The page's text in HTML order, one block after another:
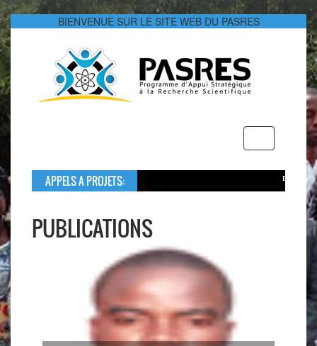
BIENVENUE SUR LE SITE WEB DU PASRES
navigation
APPELS A PROJETS:
Dans le cadre de
Le montant global
PUBLICATIONS